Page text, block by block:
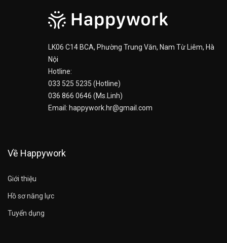
LK06 C14 BCA, Phường Trung Văn, Nam Từ Liêm, Hà
Nội
Hotline:
033 525 5235 (Hotline)
036 866 0646 (Ms.Linh)
Email: happywork.hr@gmail.com
Về Happywork
Giới thiệu
Hồ sơ năng lực
Tuyển dụng